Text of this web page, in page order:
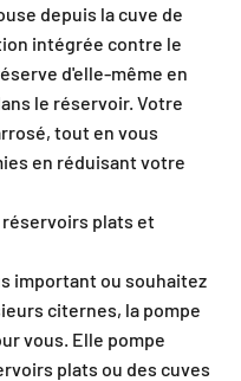
depuis la cuve de
intégrée contre le
d'elle-même en
le réservoir. Votre
tout en vous
en réduisant votre
réservoirs plats et
important ou souhaitez
citernes, la pompe
vous. Elle pompe
plats ou des cuves